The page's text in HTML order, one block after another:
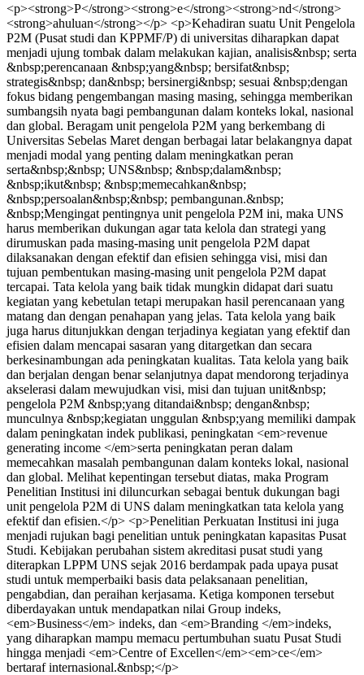
<p><strong>P</strong><strong>e</strong><strong>nd</strong>
<strong>ahuluan</strong></p> <p>Kehadiran suatu Unit Pengelola
P2M (Pusat studi dan KPPMF/P) di universitas diharapkan dapat
menjadi ujung tombak dalam melakukan kajian, analisis&nbsp; serta
&nbsp;perencanaan &nbsp;yang&nbsp; bersifat&nbsp;
strategis&nbsp; dan&nbsp; bersinergi&nbsp; sesuai &nbsp;dengan
fokus bidang pengembangan masing masing, sehingga memberikan
sumbangsih nyata bagi pembangunan dalam konteks lokal, nasional
dan global. Beragam unit pengelola P2M yang berkembang di
Universitas Sebelas Maret dengan berbagai latar belakangnya dapat
menjadi modal yang penting dalam meningkatkan peran
serta&nbsp;&nbsp; UNS&nbsp; &nbsp;dalam&nbsp;
&nbsp;ikut&nbsp; &nbsp;memecahkan&nbsp;
&nbsp;persoalan&nbsp;&nbsp; pembangunan.&nbsp;
&nbsp;Mengingat pentingnya unit pengelola P2M ini, maka UNS
harus memberikan dukungan agar tata kelola dan strategi yang
dirumuskan pada masing-masing unit pengelola P2M dapat
dilaksanakan dengan efektif dan efisien sehingga visi, misi dan
tujuan pembentukan masing-masing unit pengelola P2M dapat
tercapai. Tata kelola yang baik tidak mungkin didapat dari suatu
kegiatan yang kebetulan tetapi merupakan hasil perencanaan yang
matang dan dengan penahapan yang jelas. Tata kelola yang baik
juga harus ditunjukkan dengan terjadinya kegiatan yang efektif dan
efisien dalam mencapai sasaran yang ditargetkan dan secara
berkesinambungan ada peningkatan kualitas. Tata kelola yang baik
dan berjalan dengan benar selanjutnya dapat mendorong terjadinya
akselerasi dalam mewujudkan visi, misi dan tujuan unit&nbsp;
pengelola P2M &nbsp;yang ditandai&nbsp; dengan&nbsp;
munculnya &nbsp;kegiatan unggulan &nbsp;yang memiliki dampak
dalam peningkatan indek publikasi, peningkatan <em>revenue
generating income </em>serta peningkatan peran dalam
memecahkan masalah pembangunan dalam konteks lokal, nasional
dan global. Melihat kepentingan tersebut diatas, maka Program
Penelitian Institusi ini diluncurkan sebagai bentuk dukungan bagi
unit pengelola P2M di UNS dalam meningkatkan tata kelola yang
efektif dan efisien.</p> <p>Penelitian Perkuatan Institusi ini juga
menjadi rujukan bagi penelitian untuk peningkatan kapasitas Pusat
Studi. Kebijakan perubahan sistem akreditasi pusat studi yang
diterapkan LPPM UNS sejak 2016 berdampak pada upaya pusat
studi untuk memperbaiki basis data pelaksanaan penelitian,
pengabdian, dan peraihan kerjasama. Ketiga komponen tersebut
diberdayakan untuk mendapatkan nilai Group indeks,
<em>Business</em> indeks, dan <em>Branding </em>indeks,
yang diharapkan mampu memacu pertumbuhan suatu Pusat Studi
hingga menjadi <em>Centre of Excellen</em><em>ce</em>
bertaraf internasional.&nbsp;</p>